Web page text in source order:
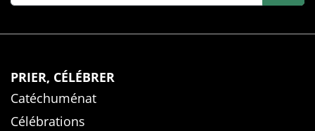
PRIER, CÉLÉBRER
Catéchuménat
Célébrations